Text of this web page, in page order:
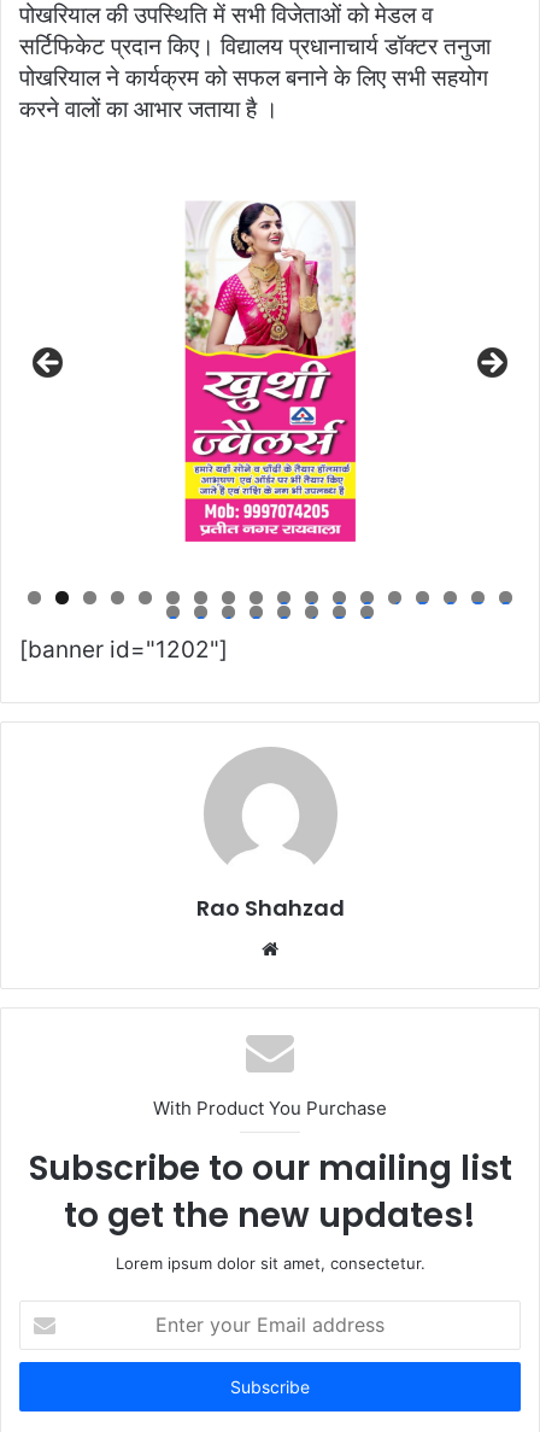
पोखरियाल की उपस्थिति में सभी विजेताओं को मेडल व
सर्टिफिकेट प्रदान किए। विद्यालय प्रधानाचार्य डॉक्टर तनुजा
पोखरियाल ने कार्यक्रम को सफल बनाने के लिए सभी सहयोग
करने वालों का आभार जताया है ।
0 1 2 3 4 5 6 7 8
9 0 1 2 3 4 5 6
[banner id="1202"]
Rao Shahzad
Website
With Product You Purchase
Subscribe to our mailing list
to get the new updates!
Lorem ipsum dolor sit amet, consectetur.
your
Email